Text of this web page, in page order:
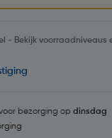
- Bekijk voorraadniveaus
bezorging op dinsdag